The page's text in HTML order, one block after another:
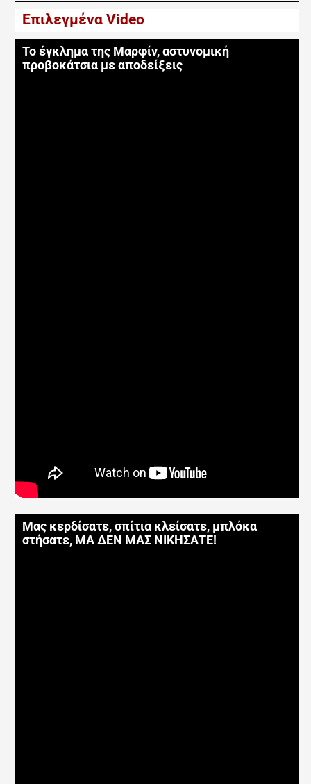
Επιλεγμένα Video
Το έγκλημα της Μαρφίν, αστυνομική
προβοκάτσια με αποδείξεις
Μας κερδίσατε, σπίτια κλείσατε, μπλόκα
στήσατε, ΜΑ ΔΕΝ ΜΑΣ ΝΙΚΗΣΑΤΕ!